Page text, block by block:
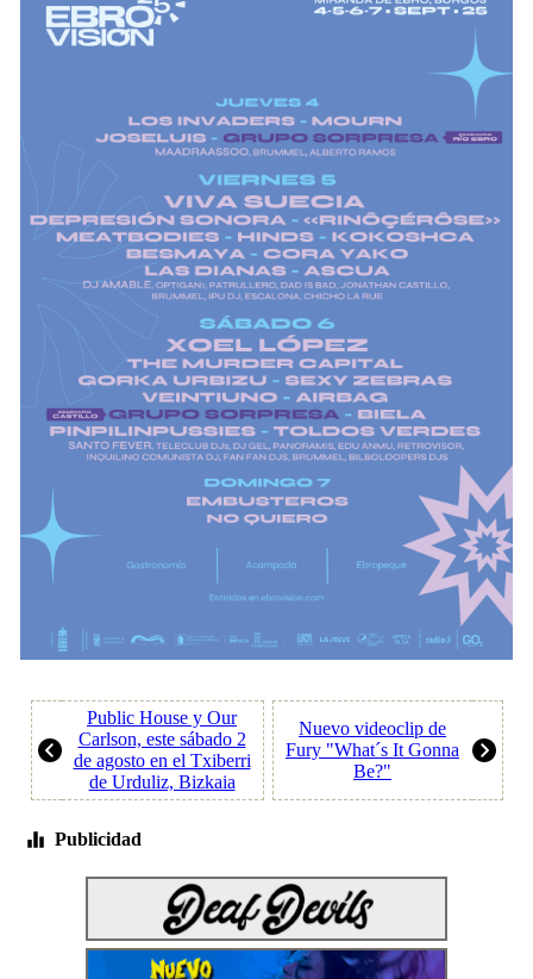
Public House y Our
Carlson, este sábado 2
de agosto en el Txiberri
de Urduliz, Bizkaia
Nuevo videoclip de
Fury "What´s It Gonna
Be?"
Publicidad